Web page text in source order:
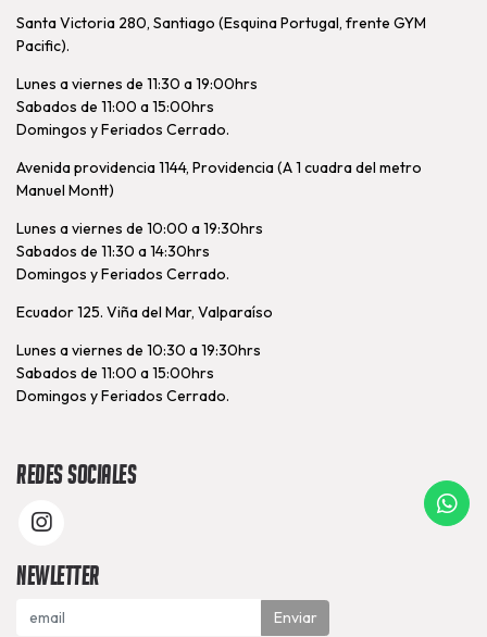
Santa Victoria 280, Santiago (Esquina Portugal, frente GYM
Pacific).
Lunes a viernes de 11:30 a 19:00hrs
Sabados de 11:00 a 15:00hrs
Domingos y Feriados Cerrado.
Avenida providencia 1144, Providencia (A 1 cuadra del metro
Manuel Montt)
Lunes a viernes de 10:00 a 19:30hrs
Sabados de 11:30 a 14:30hrs
Domingos y Feriados Cerrado.
Ecuador 125. Viña del Mar, Valparaíso
Lunes a viernes de 10:30 a 19:30hrs
Sabados de 11:00 a 15:00hrs
Domingos y Feriados Cerrado.
Redes Sociales
Newletter
Enviar